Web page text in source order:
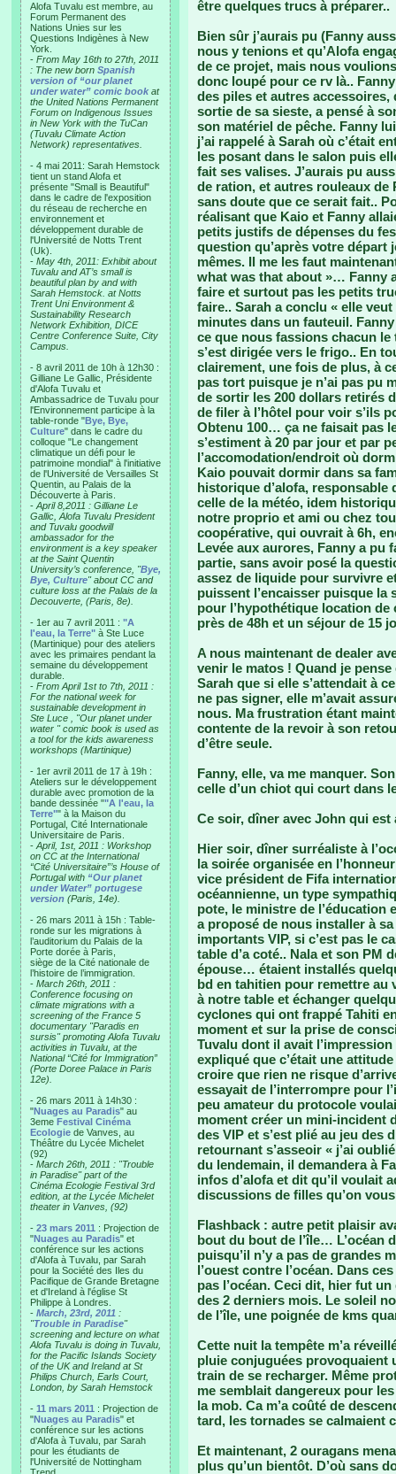
Alofa Tuvalu est membre, au
Forum Permanent des
Nations Unies sur les
Questions Indigènes à New
York.
- From May 16th to 27th, 2011
: The new born Spanish
version of “our planet
under water” comic book at
the United Nations Permanent
Forum on Indigenous Issues
in New York with the TuCan
(Tuvalu Climate Action
Network) representatives.
- 4 mai 2011: Sarah Hemstock
tient un stand Alofa et
présente "Small is Beautiful"
dans le cadre de l'exposition
du réseau de recherche en
environnement et
développement durable de
l'Université de Notts Trent
(Uk).
- May 4th, 2011: Exhibit about
Tuvalu and AT’s small is
beautiful plan by and with
Sarah Hemstock. at Notts
Trent Uni Environment &
Sustainability Research
Network Exhibition, DICE
Centre Conference Suite, City
Campus.
- 8 avril 2011 de 10h à 12h30 :
Gilliane Le Gallic, Présidente
d'Alofa Tuvalu et
Ambassadrice de Tuvalu pour
l'Environnement participe à la
table-ronde "Bye, Bye,
Culture" dans le cadre du
colloque "Le changement
climatique un défi pour le
patrimoine mondial" à l'initiative
de l'Université de Versailles St
Quentin, au Palais de la
Découverte à Paris.
- April 8,2011 : Gilliane Le
Gallic, Alofa Tuvalu President
and Tuvalu goodwill
ambassador for the
environment is a key speaker
at the Saint Quentin
University’s conference, "Bye,
Bye, Culture" about CC and
culture loss at the Palais de la
Decouverte, (Paris, 8e).
- 1er au 7 avril 2011 : "A
l'eau, la Terre" à Ste Luce
(Martinique) pour des ateliers
avec les primaires pendant la
semaine du développement
durable.
- From April 1st to 7th, 2011 :
For the national week for
sustainable development in
Ste Luce , "Our planet under
water " comic book is used as
a tool for the kids awareness
workshops (Martinique)
- 1er avril 2011 de 17 à 19h :
Ateliers sur le développement
durable avec promotion de la
bande dessinée ""A l'eau, la
Terre"" à la Maison du
Portugal, Cité Internationale
Universitaire de Paris.
- April, 1st, 2011 : Workshop
on CC at the International
“Cité Universitaire”’s House of
Portugal with “Our planet
under Water” portugese
version (Paris, 14e).
- 26 mars 2011 à 15h : Table-
ronde sur les migrations à
l’auditorium du Palais de la
Porte dorée à Paris,
siège de la Cité nationale de
l’histoire de l’immigration.
- March 26th, 2011 :
Conference focusing on
climate migrations with a
screening of the France 5
documentary "Paradis en
sursis" promoting Alofa Tuvalu
activities in Tuvalu, at the
National “Cité for Immigration”
(Porte Doree Palace in Paris
12e).
- 26 mars 2011 à 14h30 :
"Nuages au Paradis" au
3eme Festival Cinéma
Ecologie de Vanves, au
Théâtre du Lycée Michelet
(92)
- March 26th, 2011 : "Trouble
in Paradise" part of the
Cinéma Ecologie Festival 3rd
edition, at the Lycée Michelet
theater in Vanves, (92)
- 23 mars 2011 : Projection de
"Nuages au Paradis" et
conférence sur les actions
d'Alofa à Tuvalu, par Sarah
pour la Société des Iles du
Pacifique de Grande Bretagne
et d'Ireland à l'église St
Philippe à Londres.
- March, 23rd, 2011 :
"Trouble in Paradise"
screening and lecture on what
Alofa Tuvalu is doing in Tuvalu,
for the Pacific Islands Society
of the UK and Ireland at St
Philips Church, Earls Court,
London, by Sarah Hemstock
- 11 mars 2011 : Projection de
"Nuages au Paradis" et
conférence sur les actions
d'Alofa à Tuvalu, par Sarah
pour les étudiants de
l'Université de Nottingham
être quelques trucs à préparer..
Bien sûr j’aurais pu (Fanny
nous y tenions et qu’Alofa
de ce projet, mais nous
donc loupé pour ce rv là..
des piles et autres
sortie de sa sieste, a pensé à
son matériel de pêche. Fanny
j’ai rappelé à Sarah où c’était
les posant dans le salon puis
fait ses valises. J’aurais pu
de ration, et autres rouleaux de
sans doute que ce serait fait..
réalisant que Kaio et Fanny
petits justifs de dépenses du
question qu’après votre départ
mêmes. Il me les faut
what was that about »… Fanny
faire et surtout pas les petits
faire.. Sarah a conclu « elle
minutes dans un fauteuil.
ce que nous fassions chacun le
s’est dirigée vers le frigo.. En
clairement, une fois de plus, à
pas tort puisque je n’ai pas pu
de sortir les 200 dollars retirés
de filer à l’hôtel pour voir s’ils
Obtenu 100… ça ne faisait pas
s’estiment à 20 par jour et par
l’accomodation/endroit où
Kaio pouvait dormir dans sa
historique d’alofa, responsable
celle de la météo, idem
notre proprio et ami ou chez
coopérative, qui ouvrait à 6h,
Levée aux aurores, Fanny a pu
partie, sans avoir posé la
assez de liquide pour survivre
puissent l’encaisser puisque la
pour l’hypothétique location de
près de 48h et un séjour de 15
A nous maintenant de dealer
venir le matos ! Quand je pense
Sarah que si elle s’attendait à
ne pas signer, elle m’avait
nous. Ma frustration étant
contente de la revoir à son
d’être seule.
Fanny, elle, va me manquer.
celle d’un chiot qui court dans
Ce soir, dîner avec John qui est
Hier soir, dîner surréaliste à
la soirée organisée en
vice président de Fifa
océannienne, un type
pote, le ministre de l’éducation
a proposé de nous installer à
importants VIP, si c’est pas le
table d’a coté.. Nala et son PM
épouse… étaient installés
bd en tahitien pour remettre au
à notre table et échanger
cyclones qui ont frappé Tahiti
moment et sur la prise de
Tuvalu dont il avait
expliqué que c’était une
croire que rien ne risque
essayait de l’interrompre pour
peu amateur du protocole
moment créer un mini-incident
des VIP et s’est plié au jeu
retournant s’asseoir « j’ai
du lendemain, il demandera à
infos d’alofa et dit qu’il voulait
discussions de filles qu’on
Flashback : autre petit plaisir
bout du bout de l’île… L’océan
puisqu’il n’y a pas de grandes
l’ouest contre l’océan. Dans
pas l’océan. Ceci dit, hier fut
des 2 derniers mois. Le soleil
de l’île, une poignée de kms
Cette nuit la tempête m’a
pluie conjuguées provoquaient
train de se recharger. Même
me semblait dangereux pour
la mob. Ca m’a coûté de
tard, les tornades se calmaient
Et maintenant, 2 ouragans
plus qu’un bientôt. D’où sans